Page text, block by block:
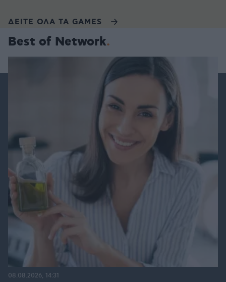
ΔΕΙΤΕ ΟΛΑ ΤΑ GAMES
Best of Network
08.08.2026, 14:31